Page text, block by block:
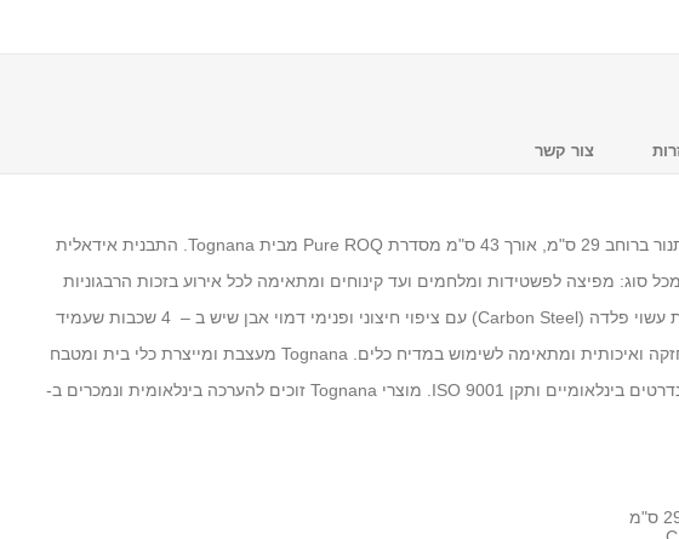
צור קשר
תבנית אפייה מלבנית שטוחה לתנור ברוחב 29 ס"מ, אורך 43 ס"מ מסדרת Pure ROQ מבית Tognana. התבנית אידאלית
סוג: מפיצה לפשטידות ומלחמים ועד קינוחים ומתאימה לכל אירוע בזכות הרבגוניות
והפונקציונליות שלה. גוף התבנית עשוי פלדה (Carbon Steel) עם ציפוי חיצוני ופנימי דמוי אבן שיש ב – 4 שכבות שעמיד
לטמפרטורות גבוהות. התבנית חזקה ואיכותית ומתאימה לשימוש במדיח כלים. Tognana מעצבת ומייצרת כלי בית ומטבח
באיטליה משנת 1775 על פי סטנדרטים בינלאומיים ותקן ISO 9001. מוצרי Tognana זוכים להערכה בינלאומית ונמכרים ב-
מעמד לכוסות חד פעמיים